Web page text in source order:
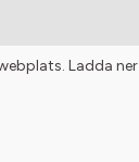
Ladda ner